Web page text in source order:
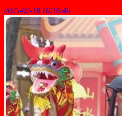
2025-02-18 16:16:46